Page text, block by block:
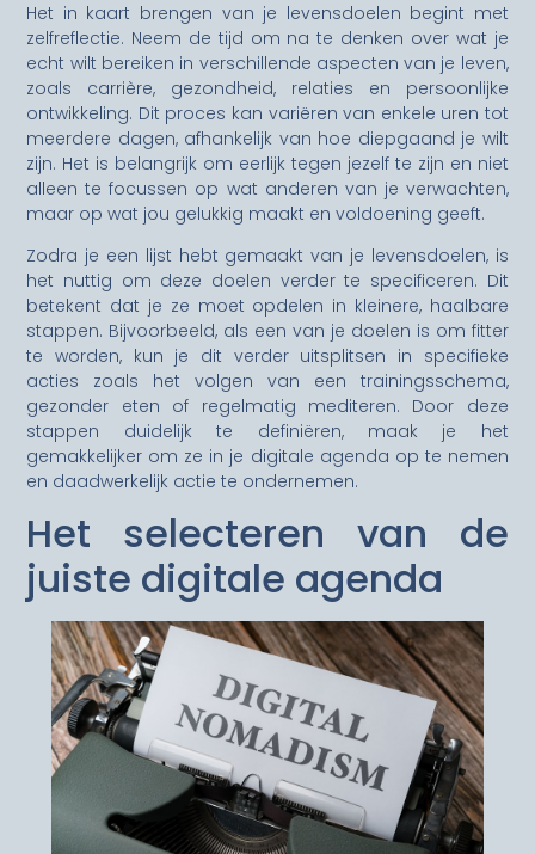
Het in kaart brengen van je levensdoelen begint met
zelfreflectie. Neem de tijd om na te denken over wat je
echt wilt bereiken in verschillende aspecten van je leven,
zoals carrière, gezondheid, relaties en persoonlijke
ontwikkeling. Dit proces kan variëren van enkele uren tot
meerdere dagen, afhankelijk van hoe diepgaand je wilt
zijn. Het is belangrijk om eerlijk tegen jezelf te zijn en niet
alleen te focussen op wat anderen van je verwachten,
maar op wat jou gelukkig maakt en voldoening geeft.
Zodra je een lijst hebt gemaakt van je levensdoelen, is
het nuttig om deze doelen verder te specificeren. Dit
betekent dat je ze moet opdelen in kleinere, haalbare
stappen. Bijvoorbeeld, als een van je doelen is om fitter
te worden, kun je dit verder uitsplitsen in specifieke
acties zoals het volgen van een trainingsschema,
gezonder eten of regelmatig mediteren. Door deze
stappen duidelijk te definiëren, maak je het
gemakkelijker om ze in je digitale agenda op te nemen
en daadwerkelijk actie te ondernemen.
Het selecteren van de
juiste digitale agenda